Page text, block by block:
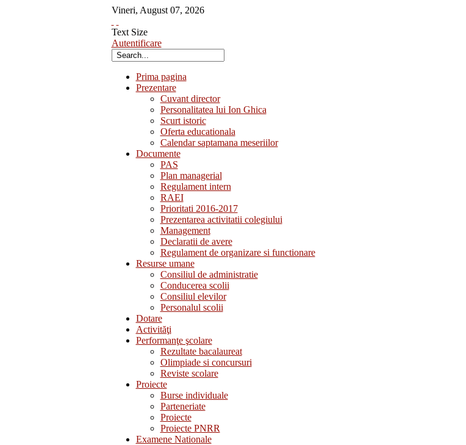
Vineri, August 07, 2026
Text Size
Autentificare
Prima pagina
Prezentare
Cuvant director
Personalitatea lui Ion Ghica
Scurt istoric
Oferta educationala
Calendar saptamana meseriilor
Documente
PAS
Plan managerial
Regulament intern
RAEI
Prioritati 2016-2017
Prezentarea activitatii colegiului
Management
Declaratii de avere
Regulament de organizare si functionare
Resurse umane
Consiliul de administratie
Conducerea scolii
Consiliul elevilor
Personalul scolii
Dotare
Activităţi
Performanţe şcolare
Rezultate bacalaureat
Olimpiade si concursuri
Reviste scolare
Proiecte
Burse individuale
Parteneriate
Proiecte
Proiecte PNRR
Examene Nationale